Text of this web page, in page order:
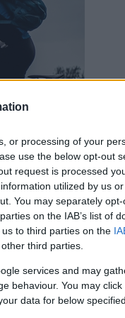
or processing of your
use the below opt-out
request is processed
utilized by us
You may separately
on the IAB’s list of
to third parties on the
third parties.
services and may
behaviour. You may
data for below
Fejlesztési
Parkkal, a